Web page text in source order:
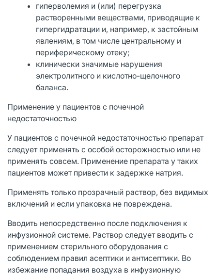
гиперволемия и (или) перегрузка
растворенными веществами, приводящие к
гипергидратации и, например, к застойным
явлениям, в том числе центральному и
периферическому отеку;
клинически значимые нарушения
электролитного и кислотно-щелочного
баланса.
Применение у пациентов с почечной
недостаточностью
У пациентов с почечной недостаточностью препарат
следует применять с особой осторожностью или не
применять совсем. Применение препарата у таких
пациентов может привести к задержке натрия.
Применять только прозрачный раствор, без видимых
включений и если упаковка не повреждена.
Вводить непосредственно после подключения к
инфузионной системе. Раствор следует вводить с
применением стерильного оборудования с
соблюдением правил асептики и антисептики. Во
избежание попадания воздуха в инфузионную